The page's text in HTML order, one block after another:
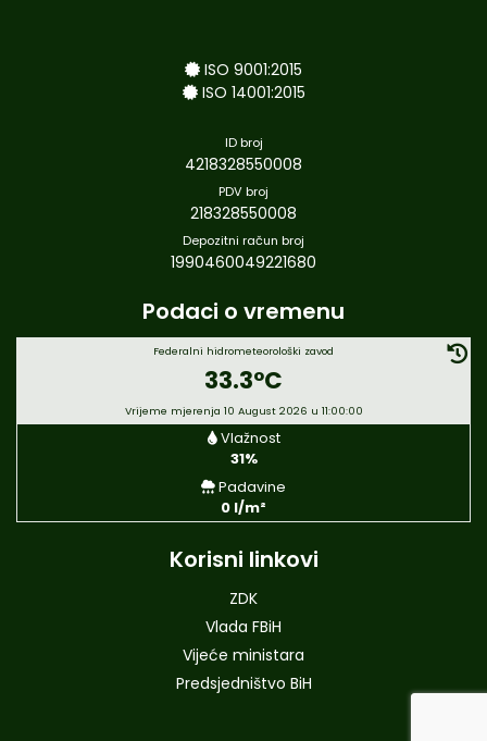
ISO 9001:2015
ISO 14001:2015
ID broj
4218328550008
PDV broj
218328550008
Depozitni račun broj
1990460049221680
Podaci o vremenu
Federalni hidrometeorološki zavod
33.3°C
Vrijeme mjerenja 10 August 2026 u 11:00:00
Vlažnost
31%
Padavine
0 l/m²
Korisni linkovi
ZDK
Vlada FBiH
Vijeće ministara
Predsjedništvo BiH